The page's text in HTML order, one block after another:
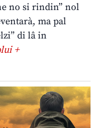
no si rindin” nol
ma pal
di lâ in
+